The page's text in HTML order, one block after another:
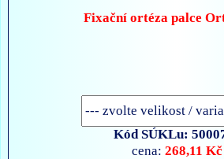
Fixační ortéza palce
Kód SÚKLu:
cena:268,11 Kč